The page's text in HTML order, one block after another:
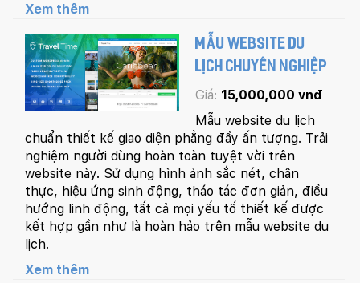
Xem thêm
MẪU WEBSITE DU
LỊCH CHUYÊN NGHIỆP
Giá: 15,000,000 vnđ
Mẫu website du lịch
chuẩn thiết kế giao diện phẳng đầy ấn tượng. Trải
nghiệm người dùng hoàn toàn tuyệt vời trên
website này. Sử dụng hình ảnh sắc nét, chân
thực, hiệu ứng sinh động, tháo tác đơn giản, điều
hướng linh động, tất cả mọi yếu tố thiết kế được
kết hợp gần như là hoàn hảo trên mẫu website du
lịch.
Xem thêm